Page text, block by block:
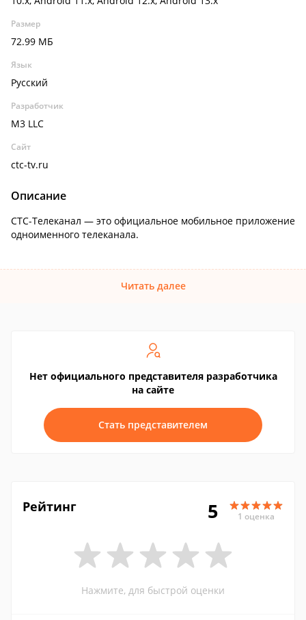
Размер
72.99 МБ
Язык
Русский
Разработчик
M3 LLC
Сайт
ctc-tv.ru
Описание
СТС-Телеканал — это официальное мобильное приложение
одноименного телеканала.
Читать далее
Нет официального представителя разработчика
на сайте
Стать представителем
Рейтинг 5 1 оценка
Нажмите, для быстрой оценки